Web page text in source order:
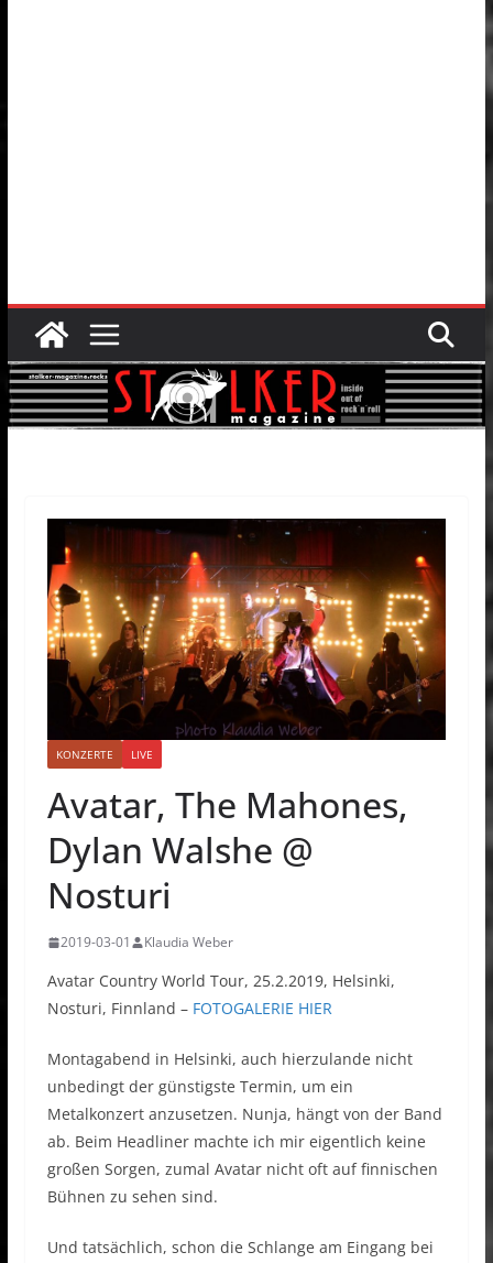
KONZERTE LIVE
Avatar, The Mahones,
Dylan Walshe @
Nosturi
2019-03-01 Klaudia Weber
Avatar Country World Tour, 25.2.2019, Helsinki,
Nosturi, Finnland – FOTOGALERIE HIER
Montagabend in Helsinki, auch hierzulande nicht
unbedingt der günstigste Termin, um ein
Metalkonzert anzusetzen. Nunja, hängt von der Band
ab. Beim Headliner machte ich mir eigentlich keine
großen Sorgen, zumal Avatar nicht oft auf finnischen
Bühnen zu sehen sind.
Und tatsächlich, schon die Schlange am Eingang bei